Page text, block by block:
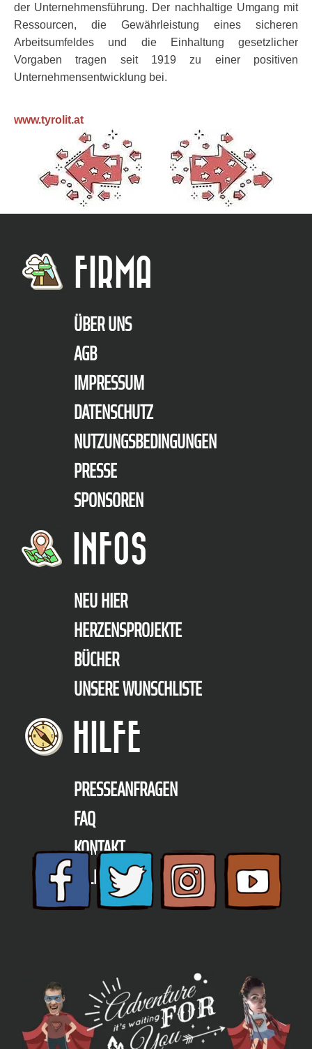
der Unternehmensführung. Der nachhaltige Umgang mit
Ressourcen, die Gewährleistung eines sicheren
Arbeitsumfeldes und die Einhaltung gesetzlicher
Vorgaben tragen seit 1919 zu einer positiven
Unternehmensentwicklung bei.
www.tyrolit.at
FIRMA
ÜBER UNS
AGB
IMPRESSUM
DATENSCHUTZ
NUTZUNGSBEDINGUNGEN
PRESSE
SPONSOREN
INFOS
NEU HIER
HERZENSPROJEKTE
BÜCHER
UNSERE WUNSCHLISTE
HILFE
PRESSEANFRAGEN
FAQ
KONTAKT
TELEFON